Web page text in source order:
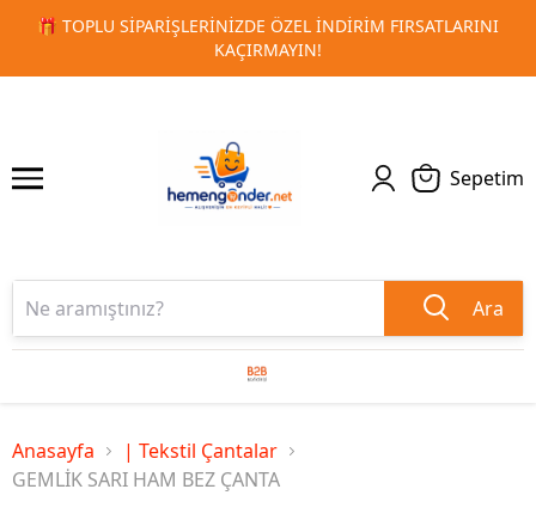
🚀 KURUMSAL PROMOSYON VE MATBAA
1 2
Sepetim
Ara
Anasayfa
| Tekstil Çantalar
GEMLİK SARI HAM BEZ ÇANTA